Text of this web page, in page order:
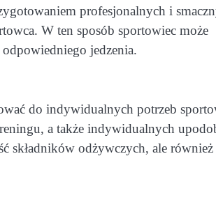
profesjonalnych i
W ten sposób sportowiec może
jedzenia.
do indywidualnych potrzeb
a także indywidualnych
składników odżywczych, ale również